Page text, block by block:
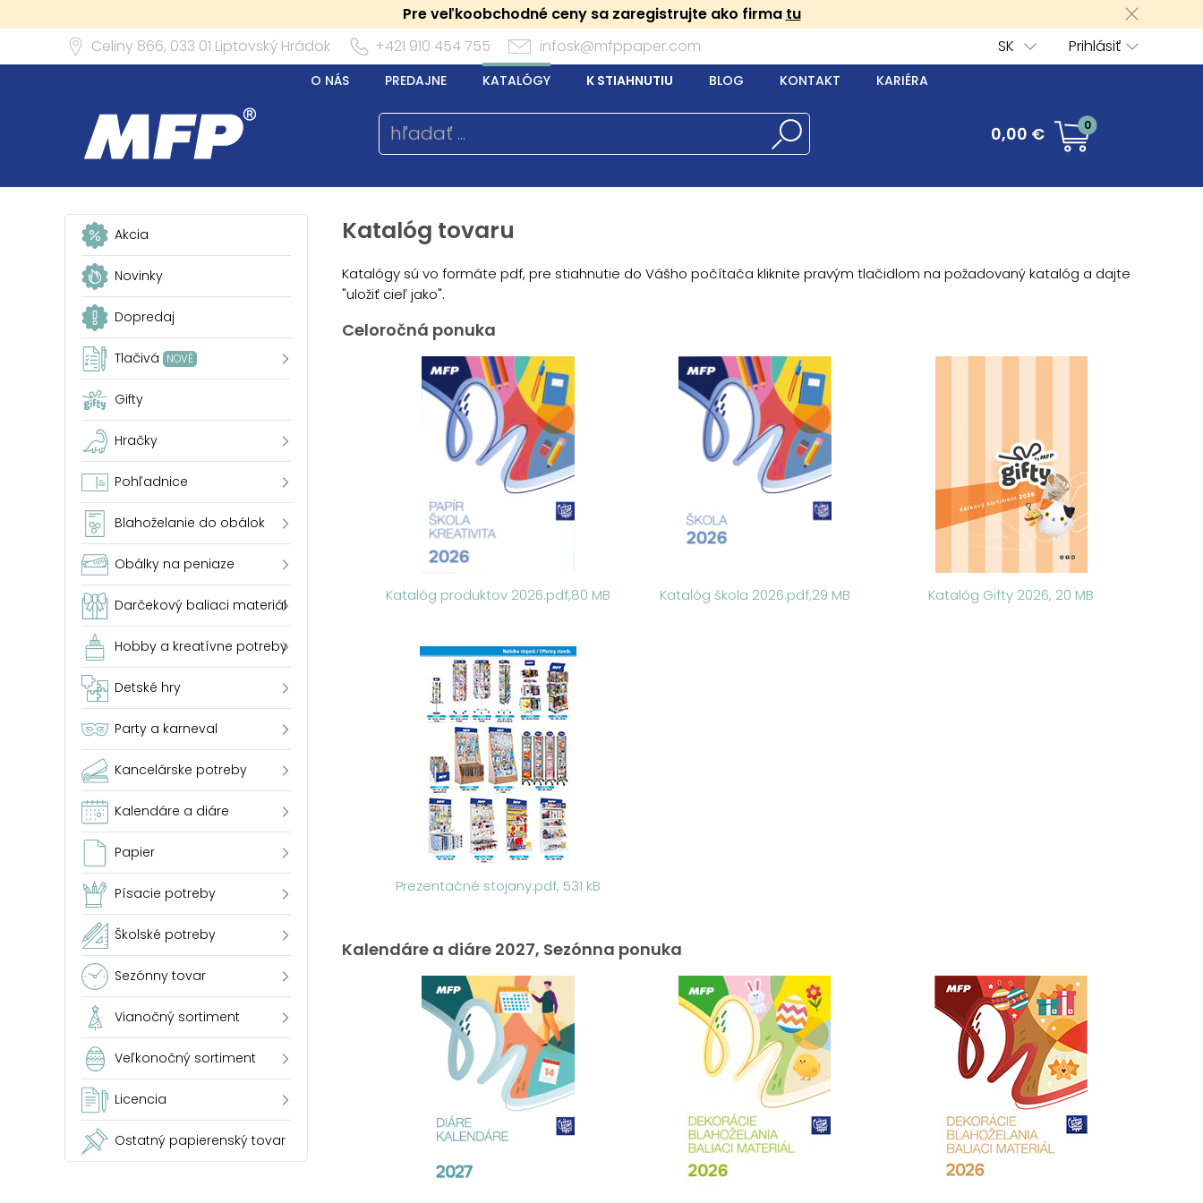
Pre veľkoobchodné ceny sa zaregistrujte ako firma tu
Celiny 866, 033 01 Liptovský Hrádok +421 910 454 755 infosk@mfppaper.com Prihlásiť
SK
O NÁS PREDAJNE KATALÓGY K STIAHNUTIU BLOG KONTAKT KARIÉRA
0,00 € 0
Akcia
Novinky
Dopredaj
Tlačivá NOVÉ
Gifty
Hračky
Pohľadnice
Blahoželanie do obálok
Obálky na peniaze
Darčekový baliaci materiál
Hobby a kreatívne potreby
Detské hry
Party a karneval
Kancelárske potreby
Kalendáre a diáre
Papier
Písacie potreby
Školské potreby
Sezónny tovar
Vianočný sortiment
Veľkonočný sortiment
Licencia
Ostatný papierenský tovar
Katalóg tovaru
Katalógy sú vo formáte pdf, pre stiahnutie do Vášho počítača kliknite pravým tlačidlom na požadovaný katalóg a dajte
"uložiť cieľ jako".
Celoročná ponuka
Katalóg produktov 2026.pdf,80 MB Katalóg škola 2026.pdf,29 MB Katalóg Gifty 2026, 20 MB
Prezentačné stojany.pdf, 531 kB
Kalendáre a diáre 2027, Sezónna ponuka